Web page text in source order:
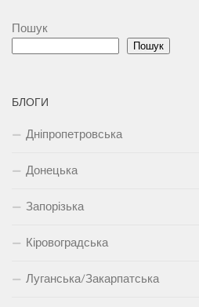
Пошук
Пошук
БЛОГИ
Дніпропетровська
Донецька
Запорізька
Кіровоградська
Луганська/Закарпатська